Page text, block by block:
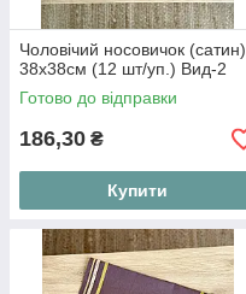
Чоловічий носовичок (сатин)
38х38см (12 шт/уп.) Вид-2
Готово до відправки
186,30 ₴
Купити